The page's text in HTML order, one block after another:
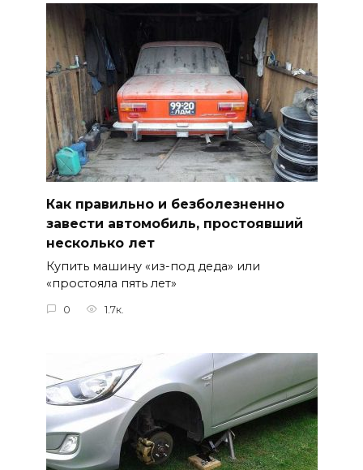
Как правильно и безболезненно
завести автомобиль, простоявший
несколько лет
Купить машину «из-под деда» или
«простояла пять лет»
0 1.7к.